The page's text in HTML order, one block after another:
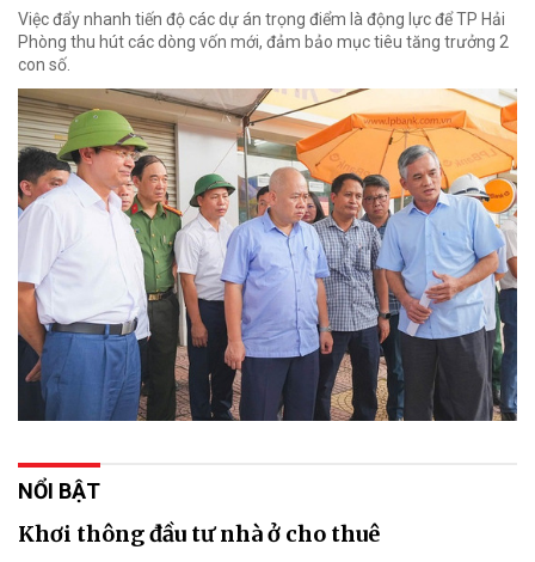
Việc đẩy nhanh tiến độ các dự án trọng điểm là động lực để TP Hải
Phòng thu hút các dòng vốn mới, đảm bảo mục tiêu tăng trưởng 2
con số.
NỔI BẬT
Khơi thông đầu tư nhà ở cho thuê